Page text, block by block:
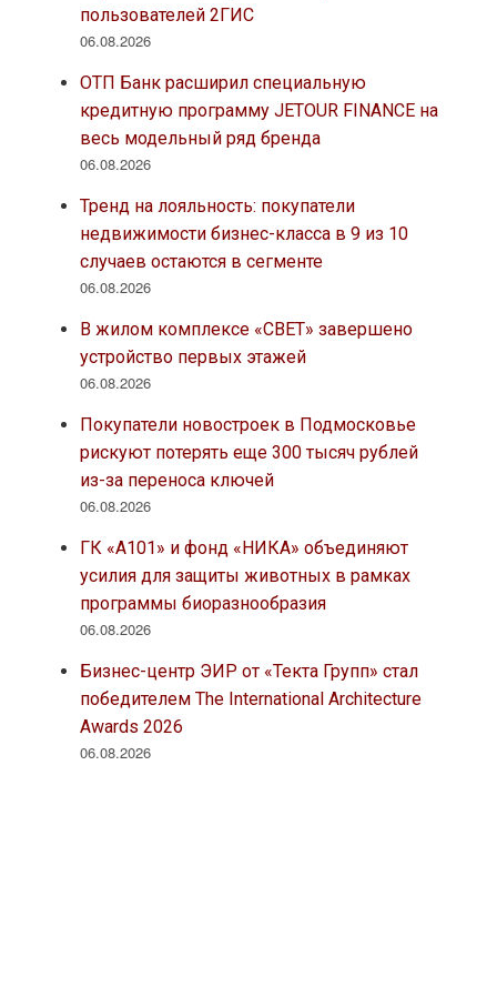
пользователей 2ГИС
06.08.2026
ОТП Банк расширил специальную
кредитную программу JETOUR FINANCE на
весь модельный ряд бренда
06.08.2026
Тренд на лояльность: покупатели
недвижимости бизнес-класса в 9 из 10
случаев остаются в сегменте
06.08.2026
В жилом комплексе «СВЕТ» завершено
устройство первых этажей
06.08.2026
Покупатели новостроек в Подмосковье
рискуют потерять еще 300 тысяч рублей
из-за переноса ключей
06.08.2026
ГК «А101» и фонд «НИКА» объединяют
усилия для защиты животных в рамках
программы биоразнообразия
06.08.2026
Бизнес-центр ЭИР от «Текта Групп» стал
победителем The International Architecture
Awards 2026
06.08.2026